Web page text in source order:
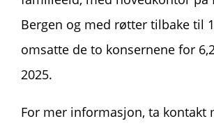
Bergen og med røtter tilbake til
omsatte de to konsernene for
2025.
For mer informasjon, ta kontakt